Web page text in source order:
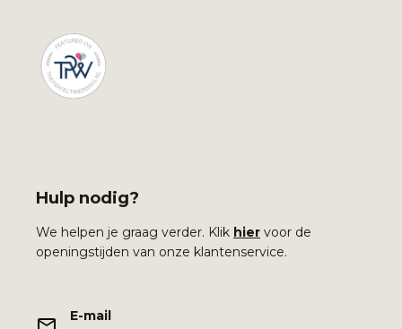
Hulp nodig?
We helpen je graag verder. Klik hier voor de
openingstijden van onze klantenservice.
E-mail